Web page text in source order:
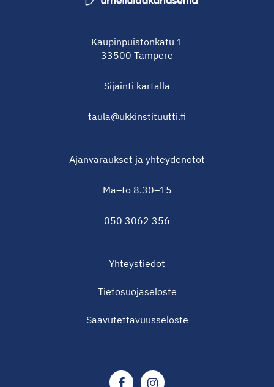
Kaupinpuistonkatu 1
33500 Tampere
Sijainti kartalla
taula@ukkinstituutti.fi
Ajanvaraukset ja yhteydenotot
Ma–to 8.30–15
050 3062 356
Yhteystiedot
Tietosuojaseloste
Saavutettavuusseloste